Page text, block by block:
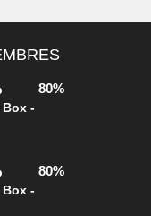
-
80%
-
80%